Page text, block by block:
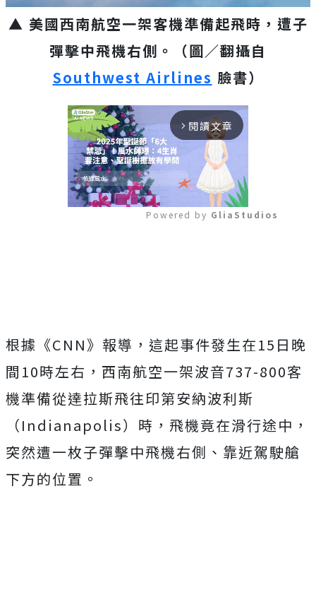
▲ 美國西南航空一架客機準備起飛時，遭子
彈擊中飛機右側。（圖／翻攝自
Southwest Airlines 臉書）
arrow_forward_ios 閱讀文章
Powered by GliaStudios
根據《CNN》報導，這起事件發生在15日晚
間10時左右，西南航空一架波音737-800客
機準備從達拉斯飛往印第安納波利斯
（Indianapolis）時，飛機竟在滑行途中，
突然遭一枚子彈擊中飛機右側、靠近駕駛艙
下方的位置。